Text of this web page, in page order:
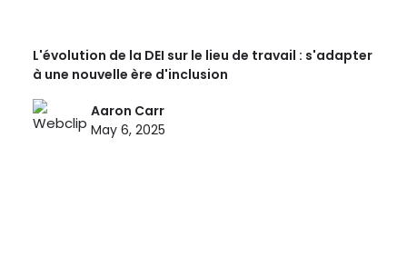
L'évolution de la DEI sur le lieu de travail : s'adapter
à une nouvelle ère d'inclusion
Aaron Carr
May 6, 2025